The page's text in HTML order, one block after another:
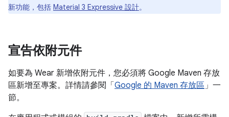
新功能，包括 Material 3 Expressive 設計。
宣告依附元件
如要為 Wear 新增依附元件，您必須將 Google Maven 存放
區新增至專案。詳情請參閱「 Google 的 Maven 存放區」一
節。